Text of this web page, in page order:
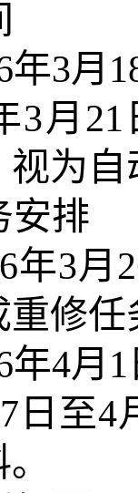
年3月
3月
为
安排
年3月
重修任
年4月
日至4